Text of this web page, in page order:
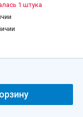
1 штука